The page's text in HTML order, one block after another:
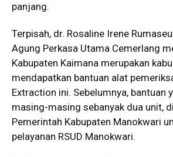
panjang.
Terpisah, dr. Rosaline Irene
Agung Perkasa Utama Cemerlang
Kabupaten Kaimana merupakan
mendapatkan bantuan alat
Extraction ini. Sebelumnya, bantuan
masing-masing sebanyak dua unit,
Pemerintah Kabupaten Manokwari
pelayanan RSUD Manokwari.